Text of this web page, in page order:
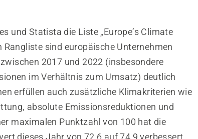
und Statista die Liste „Europe’s Climate
sind europäische Unternehmen
2017 und 2022 (insbesondere
im Verhältnis zum Umsatz) deutlich
erfüllen auch zusätzliche Klimakriterien wie
absolute Emissionsreduktionen und
maximalen Punktzahl von 100 hat die
dieses Jahr von 72,6 auf 74,9 verbessert.